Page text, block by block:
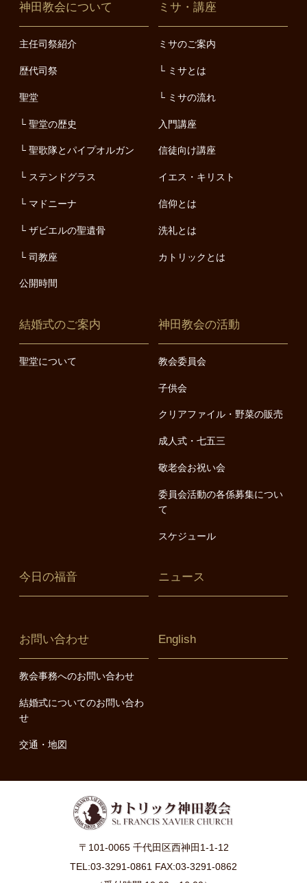
神田教会について
主任司祭紹介
歴代司祭
聖堂
聖堂の歴史
聖歌隊とパイプオルガン
ステンドグラス
マドニーナ
ザビエルの聖遺骨
司教座
公開時間
ミサ・講座
ミサのご案内
ミサとは
ミサの流れ
入門講座
信徒向け講座
イエス・キリスト
信仰とは
洗礼とは
カトリックとは
結婚式のご案内
聖堂について
神田教会の活動
教会委員会
子供会
クリアファイル・野菜の販売
成人式・七五三
敬老会お祝い会
委員会活動の各係募集につい
て
スケジュール
今日の福音 ニュース
お問い合わせ
教会事務へのお問い合わせ
結婚式についてのお問い合わ
せ
交通・地図
English
〒101-0065 千代田区西神田1-1-12
TEL:03-3291-0861 FAX:03-3291-0862